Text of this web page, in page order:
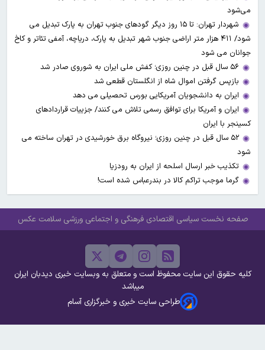
می‌شود
شهردار تهران: تا ۱۵ روز دیگر گودهای جنوب تهران به پارک تبدیل می
شود/ ۴۱۱ هزار متر اراضی جنوب شهر تبدیل به پارک، دریاچه، آمفی تئاتر و کاخ
جوانان می شود
۵۶ سال قبل در چنین روزی؛ کفش ملی ایران به شوروی صادر شد
بازپس گرفتن اموال شاه از انگلستان قطعی شد
ایران به دانشجویان آمریکایی بورس تحصیلی می دهد
ایران و آمریکا برای توافق رسمی تلاش می کنند/ جزییات قراردادهای
کسینجر با ایران
۵۲ سال قبل در چنین روزی؛ نیروگاه برق خورشیدی در تهران ساخته می
شود
تکذیب خبر ارسال اسلحه از ایران به رودزیا
گرما موجب تراکم کالا در بندرعباس شده است!
صفحه نخست سیاسی اقتصادی فرهنگی و اجتماعی ورزشی سلامت عکس
کلیه حقوق این سایت محفوظ است و متعلق به وبسایت خبری دیدبان ایران
میباشد
طراحی سایت خبری و خبرگزاری آسام